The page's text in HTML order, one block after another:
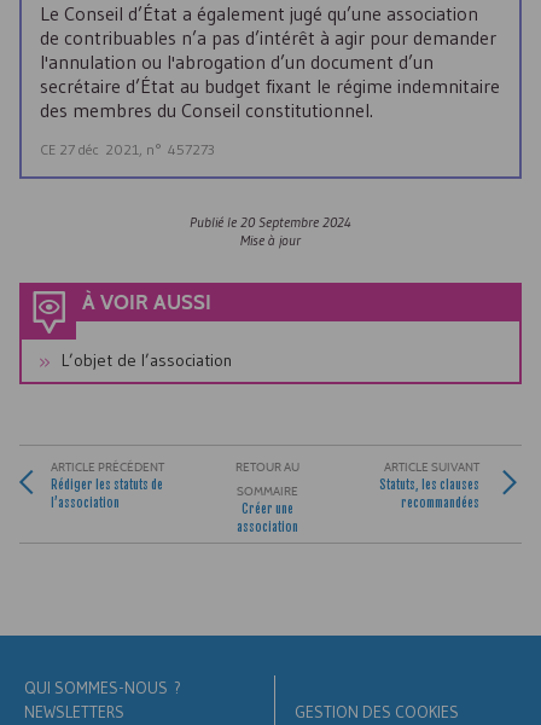
Le Conseil d’État a également jugé qu’une association
de contribuables n’a pas d’intérêt à agir pour demander
l'annulation ou l'abrogation d’un document d’un
secrétaire d’État au budget fixant le régime indemnitaire
des membres du Conseil constitutionnel.
CE 27 déc 2021, n° 457273
Publié le 20 Septembre 2024
Mise à jour
À VOIR AUSSI
L’objet de l’association
ARTICLE PRÉCÉDENT
Rédiger les statuts de
l’association
RETOUR AU
SOMMAIRE
Créer une
association
ARTICLE SUIVANT
Statuts, les clauses
recommandées
QUI SOMMES-NOUS ?
NEWSLETTERS
GESTION DES COOKIES